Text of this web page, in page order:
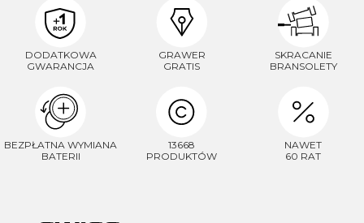
DODATKOWA
GWARANCJA
GRAWER
GRATIS
SKRACANIE
BRANSOLETY
BEZPŁATNA WYMIANA
BATERII
13668
PRODUKTÓW
NAWET
60 RAT